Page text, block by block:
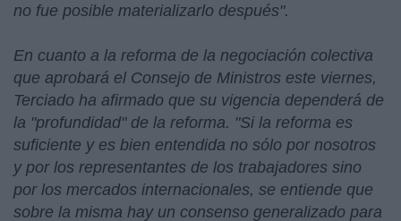
no fue posible materializarlo después".
En cuanto a la reforma de la negociación colectiva
que aprobará el Consejo de Ministros este viernes,
Terciado ha afirmado que su vigencia dependerá de
la "profundidad" de la reforma. "Si la reforma es
suficiente y es bien entendida no sólo por nosotros
y por los representantes de los trabajadores sino
por los mercados internacionales, se entiende que
sobre la misma hay un consenso generalizado para